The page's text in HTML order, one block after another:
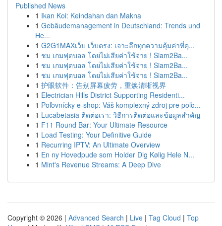
Published News
1 Ikan Koi: Keindahan dan Makna
1 Gebäudemanagement in Deutschland: Trends und
He...
1 G2G1MAXเว็บ เว็บตรง: เจาะลึกทุกความคุ้มค่าที่คุ...
1 ชม เกมฟุตบอล โดยไม่เสียค่าใช้จ่าย ! Siam2Ba...
1 ชม เกมฟุตบอล โดยไม่เสียค่าใช้จ่าย ! Siam2Ba...
1 ชม เกมฟุตบอล โดยไม่เสียค่าใช้จ่าย ! Siam2Ba...
1 护眼软件：告别屏幕疲劳，重焕清晰视界
1 Electrician Hills District Supporting Residenti...
1 Poľovnícky e-shop: Váš komplexný zdroj pre poľo...
1 Lucabetasia ติดต่อเรา: วิธีการติดต่อและข้อมูลสำคัญ
1 F11 Round Bar: Your Ultimate Resource
1 Load Testing: Your Definitive Guide
1 Recurring IPTV: An Ultimate Overview
1 En ny Hovedpude som Holder Dig Kølig Hele N...
1 Mint's Revenue Streams: A Deep Dive
Copyright © 2026 | Advanced Search | Live | Tag Cloud | Top